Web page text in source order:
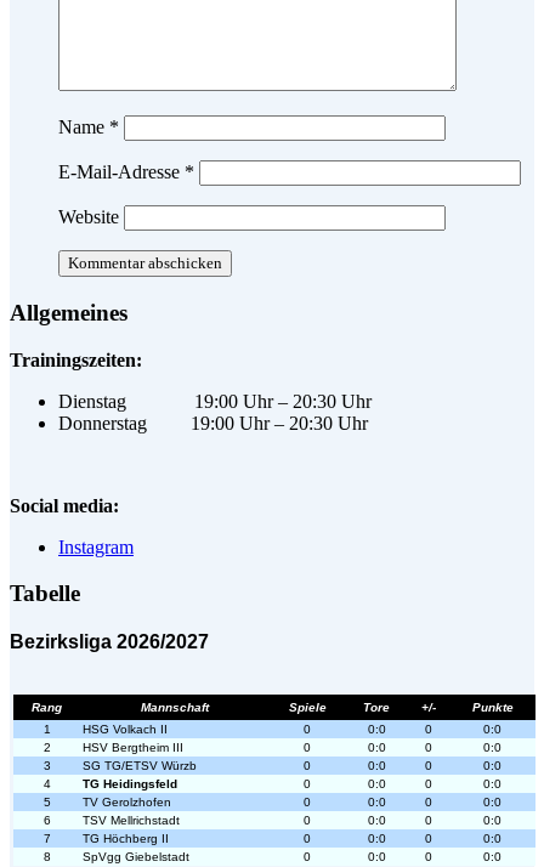
Name *
E-Mail-Adresse *
Website
Allgemeines
Trainingszeiten:
Dienstag 19:00 Uhr – 20:30 Uhr
Donnerstag 19:00 Uhr – 20:30 Uhr
Social media:
Instagram
Tabelle
Bezirksliga 2026/2027
Rang Mannschaft Spiele Tore +/-
Punkte
1
HSG Volkach II 0 0:0 0
0:0
2
HSV Bergtheim III 0 0:0 0
0:0
3
SG TG/ETSV Würzb 0 0:0 0
0:0
4
TG Heidingsfeld 0 0:0 0
0:0
5
TV Gerolzhofen 0 0:0 0
0:0
6
TSV Mellrichstadt 0 0:0 0
0:0
7
TG Höchberg II 0 0:0 0
0:0
8
SpVgg Giebelstadt 0 0:0 0 0:0